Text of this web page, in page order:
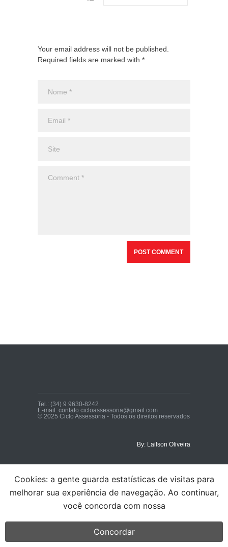
Your email address will not be published.
Required fields are marked with *
Tel.: (34) 9 9630-8242
E-mail: contato.cicloassessoria@gmail.com
© 2025 Ciclo Assessoria - Todos os direitos reservados
By: Lailson Oliveira
Cookies: a gente guarda estatísticas de visitas para
melhorar sua experiência de navegação. Ao continuar,
você concorda com nossa
Concordar